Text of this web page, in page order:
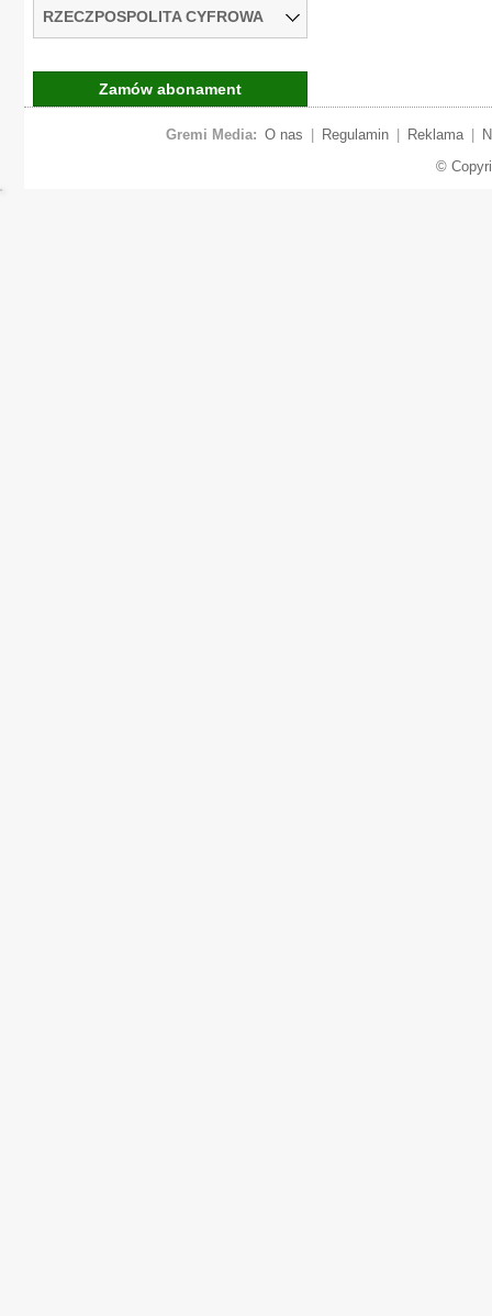
RZECZPOSPOLITA CYFROWA
Zamów abonament
Gremi Media: O nas Regulamin Reklama
©